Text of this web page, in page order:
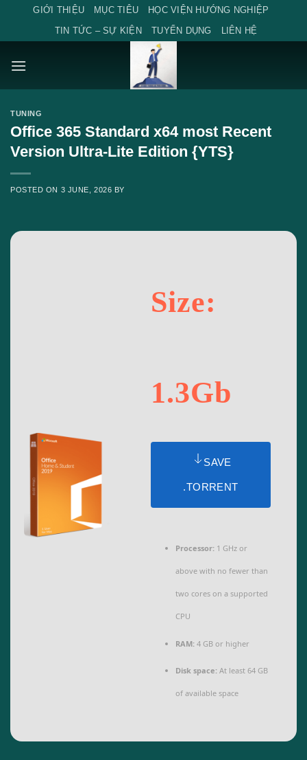
content
GIỚI THIỆU MỤC TIÊU
HỌC VIỆN HƯỚNG NGHIỆP
TIN TỨC – SỰ KIỆN
TUYỂN DỤNG LIÊN HỆ
TUNING
Office 365 Standard x64 most Recent
Version Ultra-Lite Edition {YTS}
POSTED ON 3 JUNE, 2026 BY
Size:
1.3Gb
SAVE
.TORRENT
Processor: 1 GHz or
above with no fewer than
two cores on a supported
CPU
RAM: 4 GB or higher
Disk space: At least 64 GB
of available space